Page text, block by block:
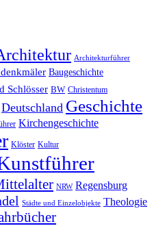
Architekturführer
Baugeschichte
Schlösser BW Christentum
Deutschland Geschichte
Kirchengeschichte
Klöster Kultur
NRW Regensburg
Städte und Einzelobjekte Theologie